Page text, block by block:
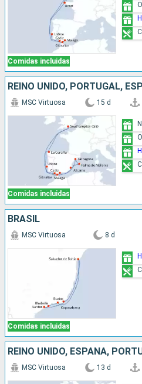
Comidas incluidas
REINO UNIDO, PORTUGAL,
Comidas incluidas
MSC Virtuosa 15 d
BRASIL
Comidas incluidas
MSC Virtuosa 8 d
REINO UNIDO, ESPAÑA,
MSC Virtuosa 13 d